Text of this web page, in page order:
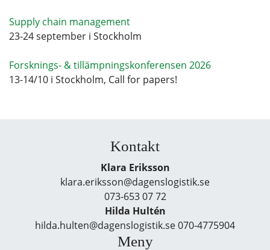
Supply chain management
23-24 september i Stockholm
Forsknings- & tillämpningskonferensen 2026
13-14/10 i Stockholm, Call for papers!
Kontakt
Klara Eriksson
klara.eriksson@dagenslogistik.se
073-653 07 72
Hilda Hultén
hilda.hulten@dagenslogistik.se 070-4775904
Meny